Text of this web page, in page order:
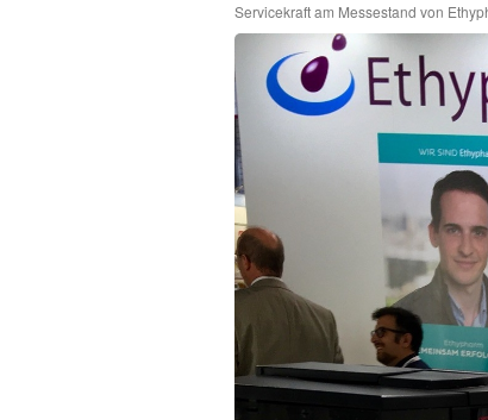
Servicekraft am Messestand von